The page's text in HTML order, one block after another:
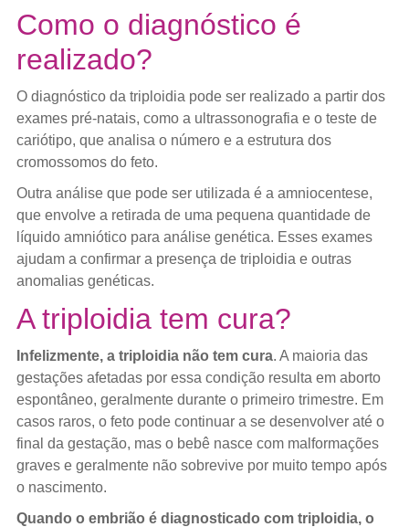
Como o diagnóstico é
realizado?
O diagnóstico da triploidia pode ser realizado a partir dos
exames pré-natais, como a ultrassonografia e o teste de
cariótipo, que analisa o número e a estrutura dos
cromossomos do feto.
Outra análise que pode ser utilizada é a amniocentese,
que envolve a retirada de uma pequena quantidade de
líquido amniótico para análise genética. Esses exames
ajudam a confirmar a presença de triploidia e outras
anomalias genéticas.
A triploidia tem cura?
Infelizmente, a triploidia não tem cura. A maioria das
gestações afetadas por essa condição resulta em aborto
espontâneo, geralmente durante o primeiro trimestre. Em
casos raros, o feto pode continuar a se desenvolver até o
final da gestação, mas o bebê nasce com malformações
graves e geralmente não sobrevive por muito tempo após
o nascimento.
Quando o embrião é diagnosticado com triploidia, o